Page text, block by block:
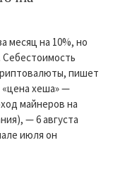
месяц на 10%, но
Себестоимость
пишет
хеша» —
майнеров на
— 6 августа
июля он